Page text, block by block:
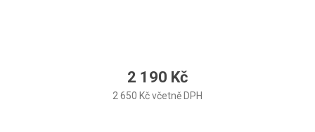
2 190 Kč
2 650 Kč včetně DPH